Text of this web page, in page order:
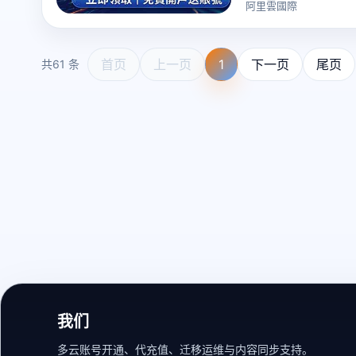
阿里雲國際
共61 条 首页 上一页 1 下一页 尾页
我们
多云账号开通、代充值、迁移运维与内容同步支持。